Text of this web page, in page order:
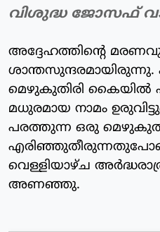
വിശുദ്ധ ജോസഫ്
അദ്ദേഹത്തിന്റെ
ശാന്തസുന്ദരമായിരുന്നു.
മെഴുകുതിരി കൈയില്‍
മധുരമായ നാമം
പരത്തുന്ന ഒരു
വെള്ളിയാഴ്ച
അണഞ്ഞു.